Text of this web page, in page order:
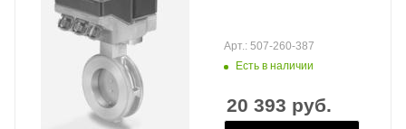
Есть в наличии
Арт.: 507-260-387
20 393 руб.